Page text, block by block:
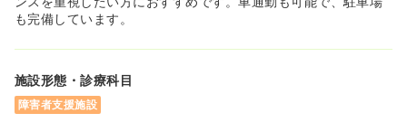
も完備しています。
施設形態・診療科目
障害者支援施設